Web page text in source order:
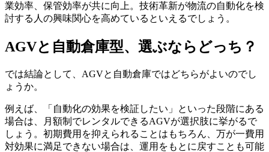
業効率、保管効率が共に向上。技術革新が物流の自動化を検
討する人の興味関心を高めているといえるでしょう。
AGVと自動倉庫型、選ぶならどっち？
では結論として、AGVと自動倉庫ではどちらがよいのでし
ょうか。
例えば、「自動化の効果を検証したい」といった段階にある
場合は、月額制でレンタルできるAGVが選択肢に挙がるで
しょう。初期費用を抑えられることはもちろん、万が一費用
対効果に満足できない場合は、運用をもとに戻すことも可能